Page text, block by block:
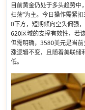
目前黄金仍处于多头趋势中
扫荡”为主。今日操作需紧
0下方，短期倾向空头偏强
620区域的支撑有效性，若
但需明确，3580美元是当
涨逻辑不变，且随着美联储
低。